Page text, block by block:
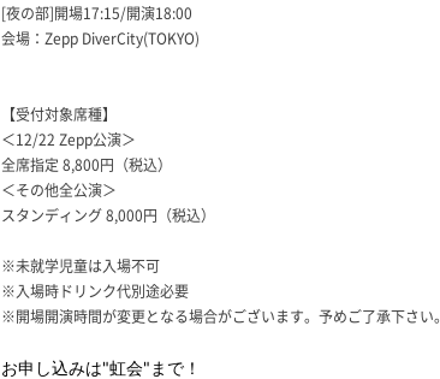
[夜の部]開場17:15/開演18:00
会場：Zepp DiverCity(TOKYO)
【受付対象席種】
＜12/22 Zepp公演＞
全席指定 8,800円（税込）
＜その他全公演＞
スタンディング 8,000円（税込）
※未就学児童は入場不可
※入場時ドリンク代別途必要
※開場開演時間が変更となる場合がございます。予めご了承下さい。
お申し込みは"虹会"まで！